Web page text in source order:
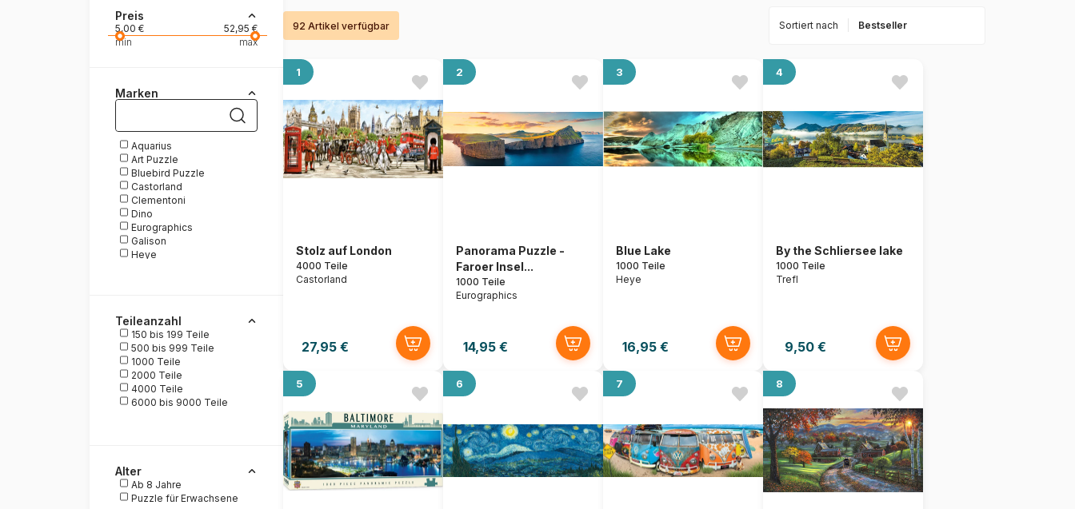
Malen nach Zahlen 92 Artikel verfügbar Sortiert nach
1
Stolz auf London
4000 Teile
Castorland
27,95 €
2
Panorama Puzzle -
Faroer Insel...
1000 Teile
Eurographics
14,95 €
3
Blue Lake
1000 Teile
Heye
16,95 €
4
By the Schliersee lake
1000 Teile
Trefl
9,50 €
5 6 7 8
Preis
5,00 €
52,95 €
min
max
Marken
Aquarius
Art Puzzle
Bluebird Puzzle
Castorland
Clementoni
Dino
Eurographics
Galison
Heye
Roovi
SunsOut
Trefl
Teileanzahl
150 bis 199 Teile
500 bis 999 Teile
1000 Teile
2000 Teile
4000 Teile
6000 bis 9000 Teile
Alter
Ab 8 Jahre
Puzzle für Erwachsene